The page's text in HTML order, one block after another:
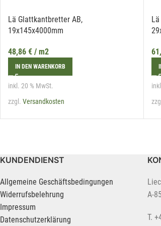
Lä Glattkantbretter AB,
19x145x4000mm
48,86 € / m2
IN DEN WARENKORB
inkl. 20 % MwSt.
zzgl. Versandkosten
KUNDENDIENST
Allgemeine Geschäftsbedingungen
Widerrufsbelehrung
Impressum
Datenschutzerklärung
A-
T.